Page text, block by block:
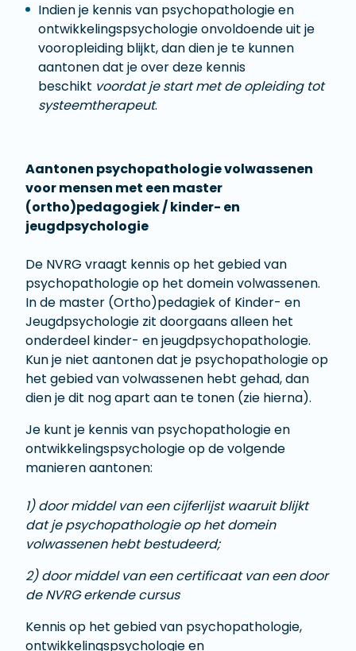
Indien je kennis van psychopathologie en
ontwikkelingspsychologie onvoldoende uit je
vooropleiding blijkt, dan dien je te kunnen
aantonen dat je over deze kennis
beschikt voordat je start met de opleiding tot
systeemtherapeut.
Aantonen psychopathologie volwassenen
voor mensen met een master
(ortho)pedagogiek / kinder- en
jeugdpsychologie
De NVRG vraagt kennis op het gebied van
psychopathologie op het domein volwassenen.
In de master (Ortho)pedagiek of Kinder- en
Jeugdpsychologie zit doorgaans alleen het
onderdeel kinder- en jeugdpsychopathologie.
Kun je niet aantonen dat je psychopathologie op
het gebied van volwassenen hebt gehad, dan
dien je dit nog apart aan te tonen (zie hierna).
Je kunt je kennis van psychopathologie en
ontwikkelingspsychologie op de volgende
manieren aantonen:
1) door middel van een cijferlijst waaruit blijkt
dat je psychopathologie op het domein
volwassenen hebt bestudeerd;
2) door middel van een certificaat van een door
de NVRG erkende cursus
Kennis op het gebied van psychopathologie,
ontwikkelingspsychologie en